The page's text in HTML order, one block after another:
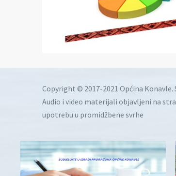
Copyright © 2017-2021 Općina Konavle.
Audio i video materijali objavljeni na
upotrebu u promidžbene svrhe